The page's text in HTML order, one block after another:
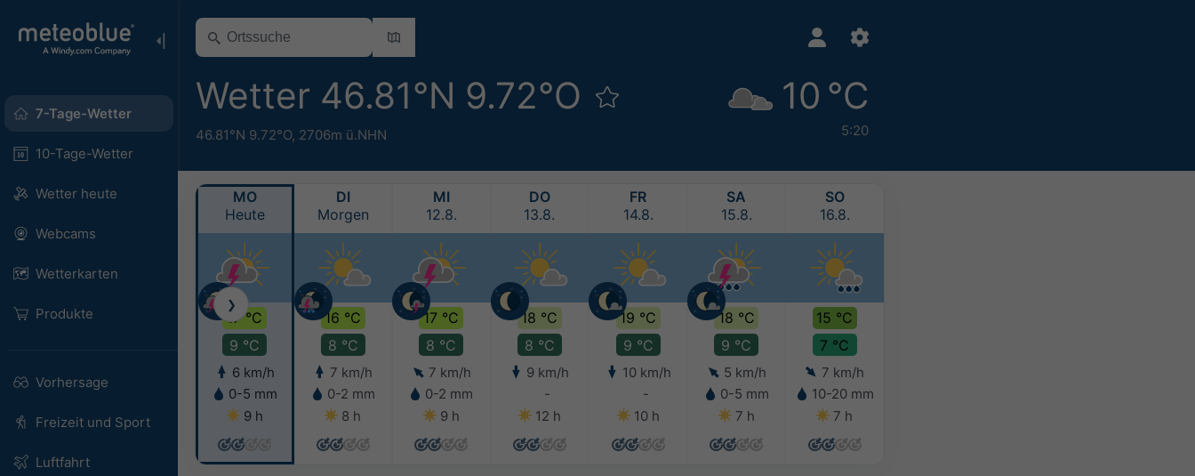
7-Tage-Wetter
10-Tage-Wetter
Wetter heute
Webcams
Wetterkarten
Produkte
Vorhersage
Freizeit und Sport
Luftfahrt
Wetter 46.81°N 9.72°O
46.81°N 9.72°O, 2706m ü.NHN
10 °C
5:20
MO
Heute
17 °C
9 °C
6 km/h
0-5 mm
9 h
DI
Morgen
16 °C
8 °C
7 km/h
0-2 mm
8 h
MI
12.8.
17 °C
8 °C
7 km/h
0-2 mm
9 h
DO
13.8.
18 °C
8 °C
9 km/h
-
12 h
FR
14.8.
19 °C
9 °C
10 km/h
-
10 h
SA
15.8.
18 °C
9 °C
5 km/h
0-5 mm
7 h
SO
16.8.
15 °C
7 °C
7 km/h
10-20 mm
7 h
❯